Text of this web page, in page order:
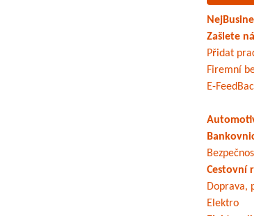
Zašlete
Přidat
Firemní
E-
Cestovní
Doprava,
Elektro